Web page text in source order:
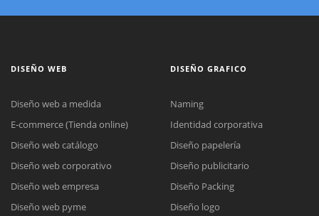
DISEÑO WEB
Diseño web a medida
E-commerce (Tienda online)
Diseño web catálogo
Diseño web corporativo
Diseño web empresa
Diseño web pyme
DISEÑO GRAFICO
Naming
Identidad corporativa
Diseño papelería
Diseño publicitario
Diseño Packing
Diseño logo